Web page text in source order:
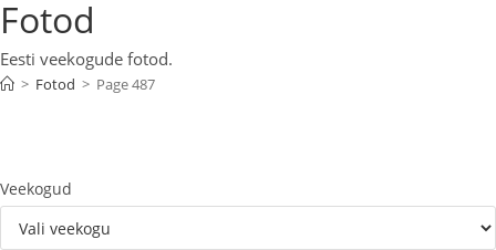
Fotod
Eesti veekogude fotod.
> Fotod > Page 487
Veekogud